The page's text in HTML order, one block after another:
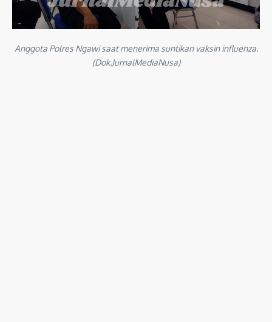
Anggota Polres Ngawi saat menerima suntikan vaksin influenza.
(Dok.JurnalMediaNusa)